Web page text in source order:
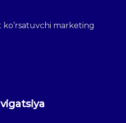
ko’rsatuvchi marketing